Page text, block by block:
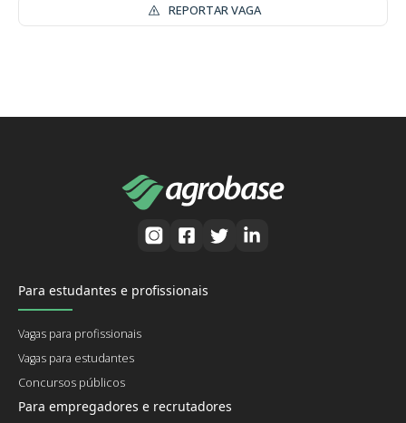
REPORTAR VAGA
Para estudantes e profissionais
Vagas para profissionais
Vagas para estudantes
Concursos públicos
Para empregadores e recrutadores